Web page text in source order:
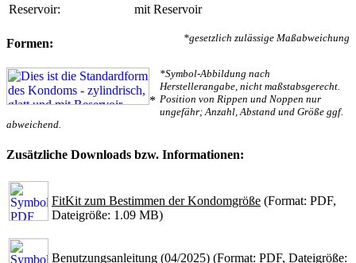
Reservoir:
mit Reservoir
*gesetzlich zulässige Maßabweichung
Formen:
*
*Symbol-Abbildung nach
Herstellerangabe, nicht maßstabsgerecht.
Position von Rippen und Noppen nur
ungefähr; Anzahl, Abstand und Größe ggf.
abweichend.
Zusätzliche Downloads bzw. Informationen:
FitKit zum Bestimmen der Kondomgröße (Format: PDF,
Dateigröße: 1.09 MB)
Benutzungsanleitung (04/2025) (Format: PDF, Dateigröße: